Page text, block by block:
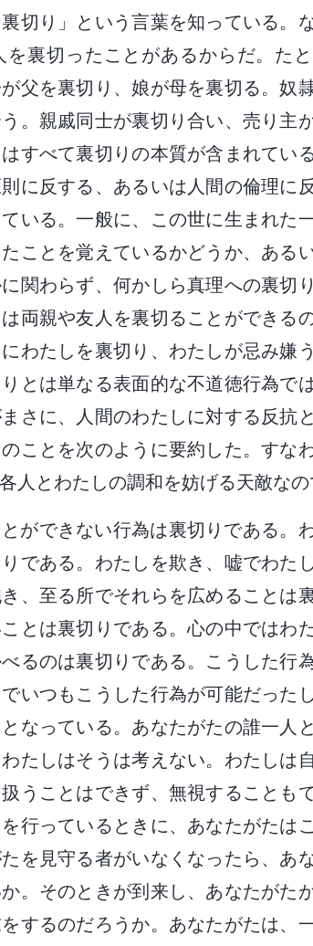
切り」という言葉を知っている。
裏切ったことがあるからだ。た
父を裏切り、娘が母を裏切る。奴
。親戚同士が裏切り合い、売り主
すべて裏切りの本質が含まれてい
に反する、あるいは人間の倫理に
いる。一般に、この世に生まれた
ことを覚えているかどうか、ある
関わらず、何かしら真理への裏切
両親や友人を裏切ることができる
わたしを裏切り、わたしが忌み嫌
とは単なる表面的な不道徳行為で
さに、人間のわたしに対する反抗
ことを次のように要約した。すな
人とわたしの調和を妨げる天敵なの
ができない行為は裏切りである。
である。わたしを欺き、嘘でわた
、至る所でそれらを広めることは
とは裏切りである。心の中ではわ
るのは裏切りである。こうした行
いつもこうした行為が可能だった
なっている。あなたがたの誰一人
たしはそうは考えない。わたしは
うことはできず、無視することも
行っているときに、あなたがたは
を見守る者がいなくなったら、あ
。そのときが到来し、あなたがた
するのだろうか。あなたがたは、